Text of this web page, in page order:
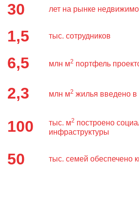
30 лет на рынке
1,5 тыс. сотрудников
6,5 млн м2 портфель
2,3 млн м2 жилья введено в
100 тыс. м2 построено
инфраструктуры
50 тыс. семей обеспечено